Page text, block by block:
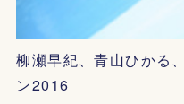
柳瀬早紀、青山ひかる
ン2016